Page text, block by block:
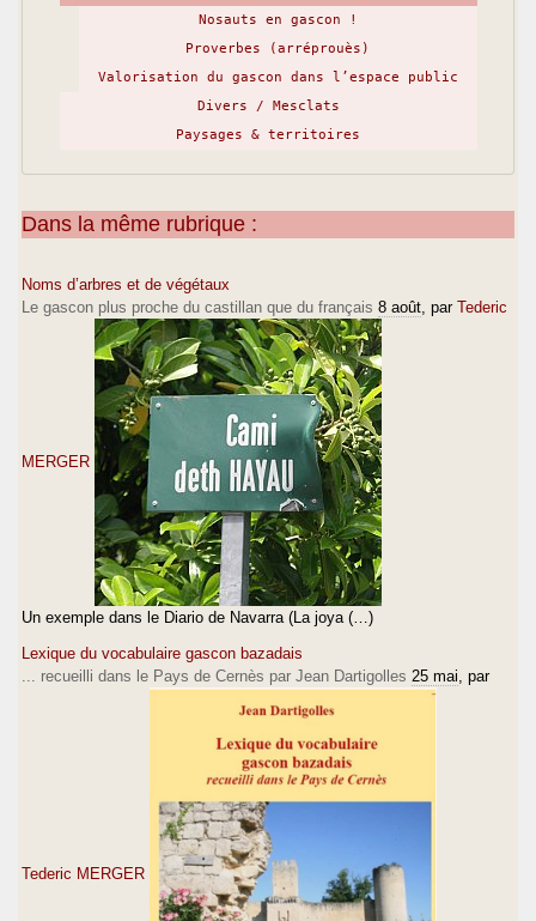
Nosauts en gascon !
Proverbes (arréprouès)
Valorisation du gascon dans l’espace public
Divers / Mesclats
Paysages & territoires
Dans la même rubrique :
Noms d’arbres et de végétaux
Le gascon plus proche du castillan que du français 8 août , par Tederic
MERGER
Un exemple dans le Diario de Navarra (La joya (…)
Lexique du vocabulaire gascon bazadais
... recueilli dans le Pays de Cernès par Jean Dartigolles 25 mai , par
Tederic MERGER